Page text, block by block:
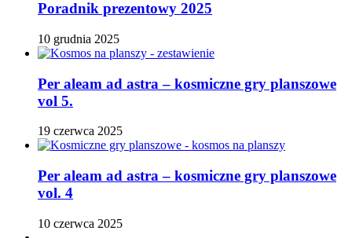
Poradnik prezentowy 2025
10 grudnia 2025
Per aleam ad astra – kosmiczne gry planszowe
vol 5.
19 czerwca 2025
Per aleam ad astra – kosmiczne gry planszowe
vol. 4
10 czerwca 2025